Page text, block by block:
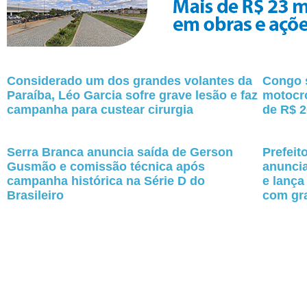
Considerado um dos grandes volantes da
Paraíba, Léo Garcia sofre grave lesão e faz
campanha para custear cirurgia
Congo
de R$
Serra Branca anuncia saída de Gerson
Gusmão e comissão técnica após
campanha histórica na Série D do
Brasileiro
e
com